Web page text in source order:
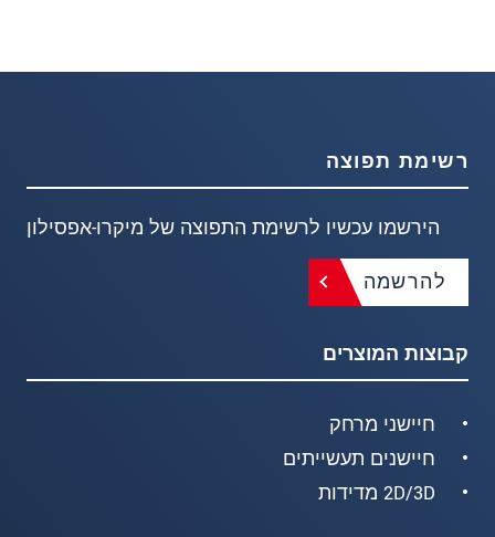
רשימת תפוצה
הירשמו עכשיו לרשימת התפוצה של מיקרו-אפסילון
להרשמה
קבוצות המוצרים
חיישני מרחק
חיישנים תעשייתים
2D/3D מדידות